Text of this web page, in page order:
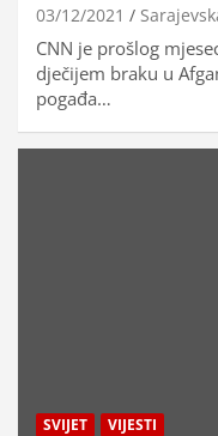
03/12/2021
CNN je prošlog
dječijem braku u
pogađa…
SVIJET VIJESTI